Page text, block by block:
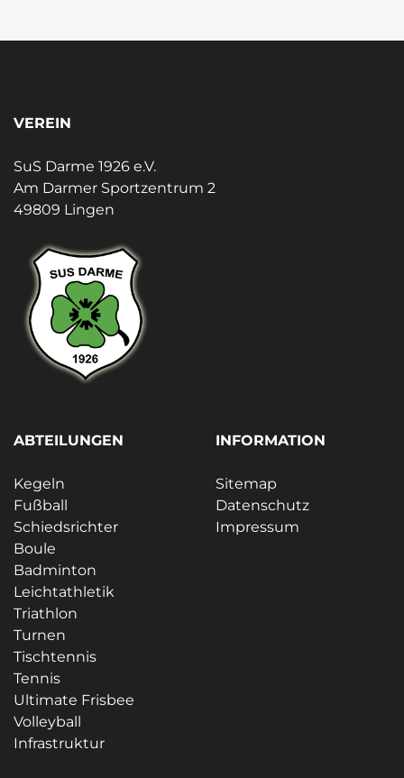
VEREIN
SuS Darme 1926 e.V.
Am Darmer Sportzentrum 2
49809 Lingen
ABTEILUNGEN
Kegeln
Fußball
Schiedsrichter
Boule
Badminton
Leichtathletik
Triathlon
Turnen
Tischtennis
Tennis
Ultimate Frisbee
Volleyball
Infrastruktur
INFORMATION
Sitemap
Datenschutz
Impressum